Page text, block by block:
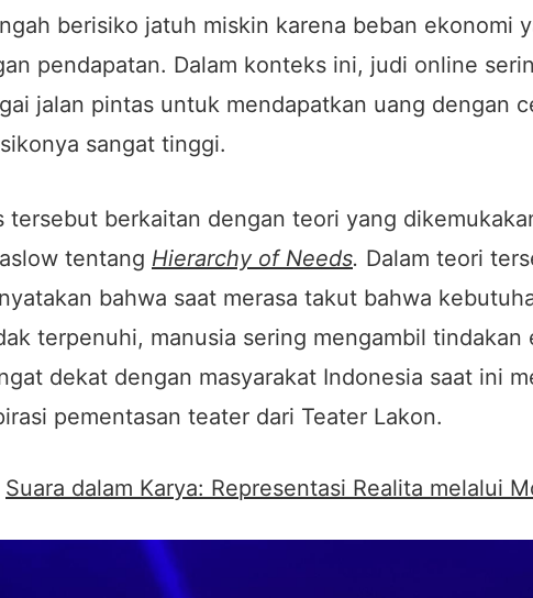
berisiko jatuh miskin karena beban ekonomi
pendapatan. Dalam konteks ini, judi online
jalan pintas untuk mendapatkan uang dengan
sangat tinggi.
tersebut berkaitan dengan teori yang
tentang Hierarchy of Needs. Dalam teori
bahwa saat merasa takut bahwa
terpenuhi, manusia sering mengambil tindakan
dekat dengan masyarakat Indonesia saat ini
pementasan teater dari Teater Lakon.
Suara dalam Karya: Representasi Realita melalui